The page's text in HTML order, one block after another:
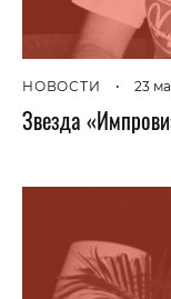
НОВОСТИ • 23
Звезда